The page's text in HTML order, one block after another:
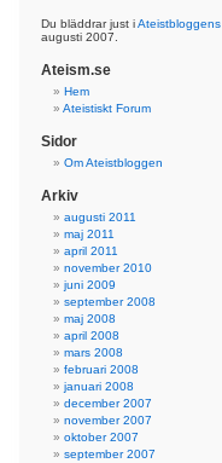
Du bläddrar just iAteistbloggens
augusti 2007.
Ateism.se
Hem
Ateistiskt Forum
Sidor
Om Ateistbloggen
Arkiv
augusti 2011
maj 2011
april 2011
november 2010
juni 2009
september 2008
maj 2008
april 2008
mars 2008
februari 2008
januari 2008
december 2007
november 2007
oktober 2007
september 2007